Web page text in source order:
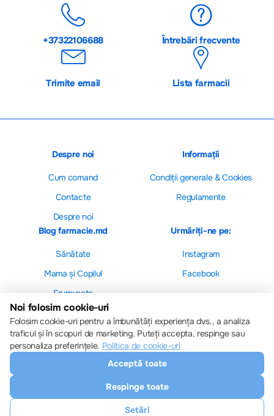
+37322106688 Întrebări frecvente
Trimite email Lista farmacii
Despre noi
Cum comand
Contacte
Despre noi
Informații
Сondiții generale & Cookies
Regulamente
Blog farmacie.md
Sănătate
Mama și Copilul
Frumusețe
Urmăriți-ne pe:
Instagram
Facebook
Farmacie.md
Descărcați aplicația noastră
Setări cookie-uri
Politica de cookie-uri
Noi folosim cookie-uri
Folosim cookie-uri pentru a îmbunătăți experiența dvs., a analiza
traficul și în scopuri de marketing. Puteți accepta, respinge sau
personaliza preferințele. Politica de cookie-uri
Acceptă toate
Respinge toate
Setări